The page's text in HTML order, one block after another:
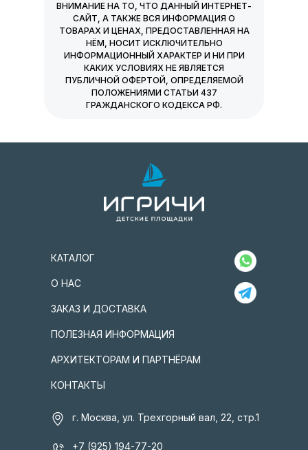
ВНИМАНИЕ НА ТО, ЧТО ДАННЫЙ ИНТЕРНЕТ-
САЙТ, А ТАКЖЕ ВСЯ ИНФОРМАЦИЯ О
ТОВАРАХ И ЦЕНАХ, ПРЕДОСТАВЛЕННАЯ НА
НЁМ, НОСИТ ИСКЛЮЧИТЕЛЬНО
ИНФОРМАЦИОННЫЙ ХАРАКТЕР И НИ ПРИ
КАКИХ УСЛОВИЯХ НЕ ЯВЛЯЕТСЯ
ПУБЛИЧНОЙ ОФЕРТОЙ, ОПРЕДЕЛЯЕМОЙ
ПОЛОЖЕНИЯМИ СТАТЬИ 437
ГРАЖДАНСКОГО КОДЕКСА РФ.
АРХИТЕКТОРАМ И ПАРТНЁРАМ
КОНТАКТЫ
ПОЛЕЗНАЯ ИНФОРМАЦИЯ
ЗАКАЗ И ДОСТАВКА
О НАС
КАТАЛОГ
г. Москва, ул. Трехгорный вал, 22, стр.1
+7 (925) 194-77-20